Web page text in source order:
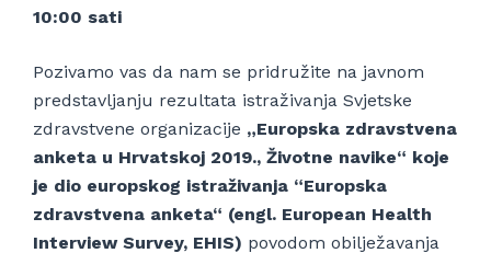
10:00 sati
Pozivamo vas da nam se pridružite na javnom
predstavljanju rezultata istraživanja Svjetske
zdravstvene organizacije „Europska zdravstvena
anketa u Hrvatskoj 2019., Životne navike“ koje
je dio europskog istraživanja “Europska
zdravstvena anketa“ (engl. European Health
Interview Survey, EHIS) povodom obilježavanja